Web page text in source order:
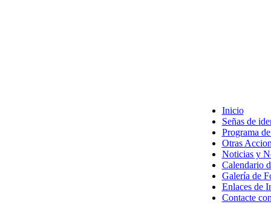
Inicio
Señas de
Programa
Otras
Noticias y
Calendario
Galería de
Enlaces de
Contacte